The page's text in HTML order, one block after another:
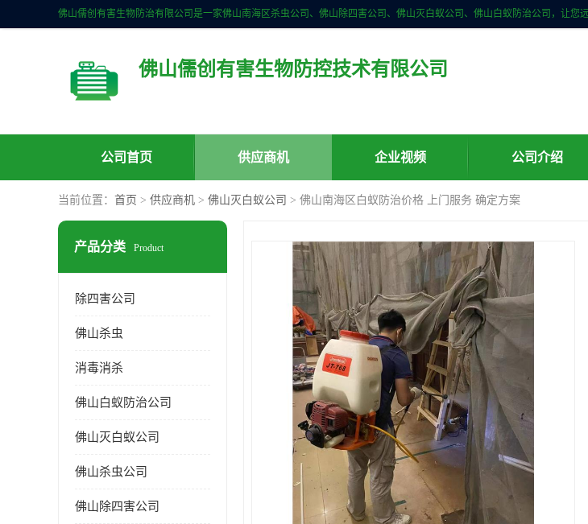
佛山儒创有害生物防控技术有限公司
公司首页 供应商机 企业视频 公司介绍
当前位置： 首页 > 供应商机 > 佛山灭白蚁公司 > 佛山南海区白蚁防治价格 上门服务 确定方案
产品分类 Product
除四害公司
佛山杀虫
消毒消杀
佛山白蚁防治公司
佛山灭白蚁公司
佛山杀虫公司
佛山除四害公司